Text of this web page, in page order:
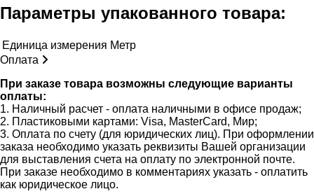
Параметры упакованного товара:
Единица измерения Метр
Оплата
При заказе товара возможны следующие варианты
оплаты:
1. Наличный расчет - оплата наличными в офисе продаж;
2. Пластиковыми картами: Visa, MasterCard, Мир;
3. Оплата по счету (для юридических лиц). При оформлении
заказа необходимо указать реквизиты Вашей организации
для выставления счета на оплату по электронной почте.
При заказе необходимо в комментариях указать - оплатить
как юридическое лицо.